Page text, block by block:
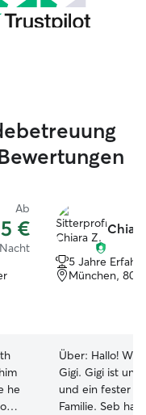
Ab
€
he
5 Jahre
München,
Über: Hallo! Wir
Gigi. Gigi ist unser 1 Jahr alter Lagotto
und ein fester
Familie. Seb